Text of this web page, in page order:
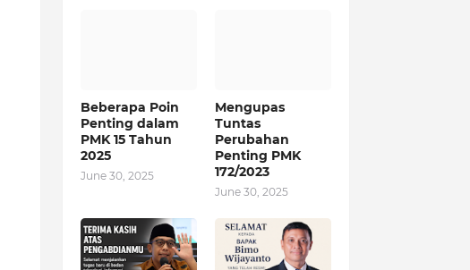
Beberapa Poin
Penting dalam
PMK 15 Tahun
2025
June 30, 2025
Mengupas
Tuntas
Perubahan
Penting PMK
172/2023
June 30, 2025